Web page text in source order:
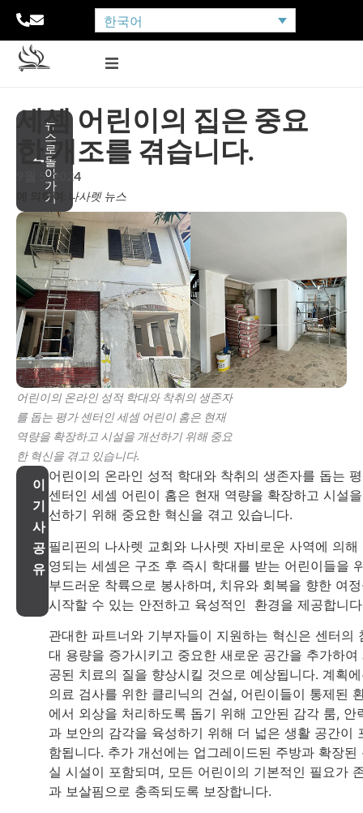
한국어
뉴
스
로
돌
아
가
기
세셈 어린이의 집은 중요
한 개조를 겪습니다.
9월 5, 2024
에 의하여: 나사렛 뉴스
어린이의 온라인 성적 학대와 착취의 생존자
를 돕는 평가 센터인 세셈 어린이 홈은 현재
역량을 확장하고 시설을 개선하기 위해 중요
한 혁신을 겪고 있습니다.
이
기
사
공
유
어린이의 온라인 성적 학대와 착취의 생존자를 돕는
센터인 세셈 어린이 홈은 현재 역량을 확장하고 시설
선하기 위해 중요한 혁신을 겪고 있습니다.
필리핀의 나사렛 교회와 나사렛 자비로운 사역에 의해
영되는 세셈은 구조 후 즉시 학대를 받는 어린이들을
부드러운 착륙으로 봉사하며, 치유와 회복을 향한 여
시작할 수 있는 안전하고 육성적인 환경을 제공합니
관대한 파트너와 기부자들이 지원하는 혁신은 센터의
대 용량을 증가시키고 중요한 새로운 공간을 추가하여
공된 치료의 질을 향상시킬 것으로 예상됩니다. 계획
의료 검사를 위한 클리닉의 건설, 어린이들이 통제된
에서 외상을 처리하도록 돕기 위해 고안된 감각 룸, 안
과 보안의 감각을 육성하기 위해 더 넓은 생활 공간이
함됩니다. 추가 개선에는 업그레이드된 주방과 확장된
실 시설이 포함되며, 모든 어린이의 기본적인 필요가
과 보살핌으로 충족되도록 보장합니다.